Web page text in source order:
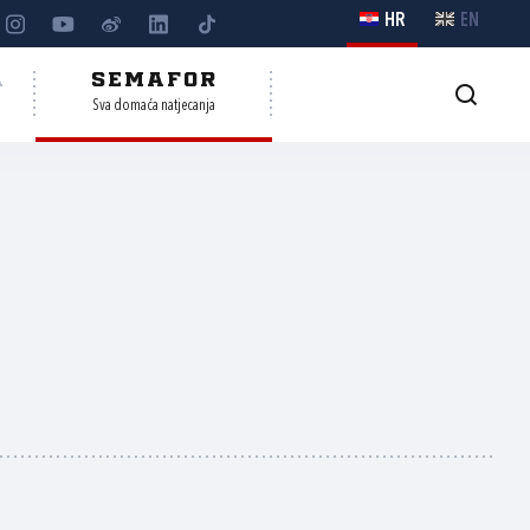
HR EN
SEMAFOR
Sva domaća natjecanja